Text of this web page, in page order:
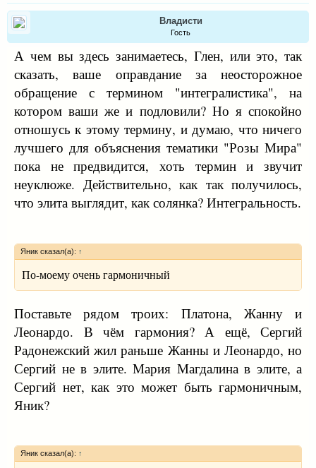
Владисти
Гость
А чем вы здесь занимаетесь, Глен, или это, так
сказать, ваше оправдание за неосторожное
обращение с термином "интегралистика", на
котором ваши же и подловили? Но я спокойно
отношусь к этому термину, и думаю, что ничего
лучшего для объяснения тематики "Розы Мира"
пока не предвидится, хоть термин и звучит
неуклюже. Действительно, как так получилось,
что элита выглядит, как солянка? Интегральность.
Яник сказал(а): ↑
По-моему очень гармоничный
Поставьте рядом троих: Платона, Жанну и
Леонардо. В чём гармония? А ещё, Сергий
Радонежский жил раньше Жанны и Леонардо, но
Сергий не в элите. Мария Магдалина в элите, а
Сергий нет, как это может быть гармоничным,
Яник?
Яник сказал(а): ↑